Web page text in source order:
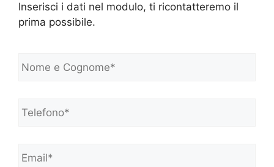
Inserisci i dati nel modulo, ti ricontatteremo il
prima possibile.
o
e
C
n